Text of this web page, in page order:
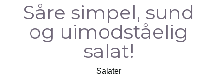
Såre simpel, sund
og uimodståelig
salat!
Salater